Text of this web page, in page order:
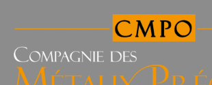
des
Précieux